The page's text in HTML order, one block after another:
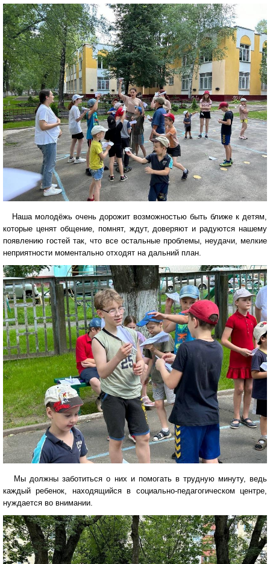
Наша молодёжь очень дорожит возможностью быть ближе к детям,
которые ценят общение, помнят, ждут, доверяют и радуются нашему
появлению гостей так, что все остальные проблемы, неудачи, мелкие
неприятности моментально отходят на дальний план.
Мы должны заботиться о них и помогать в трудную минуту, ведь
каждый ребенок, находящийся в социально-педагогическом центре,
нуждается во внимании.